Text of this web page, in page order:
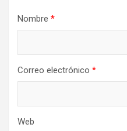
Nombre *
Correo electrónico *
Web